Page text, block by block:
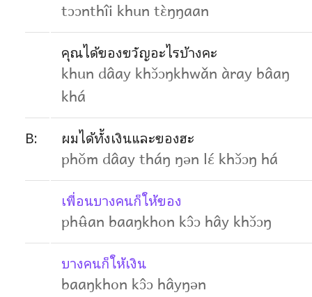
tɔɔnthîi khun tɛ̀ŋŋaan
คุณได้ของขวัญอะไรบ้างคะ
khun dâay khɔ̌ɔŋkhwǎn àray bâaŋ
khá
B: ผมได้ทั้งเงินและของฮะ
phǒm dâay tháŋ ŋən lɛ́ khɔ̌ɔŋ há
เพื่อนบางคนก็ให้ของ
phʉ̂an baaŋkhon kɔ̂ɔ hây khɔ̌ɔŋ
บางคนก็ให้เงิน
baaŋkhon kɔ̂ɔ hâyŋən